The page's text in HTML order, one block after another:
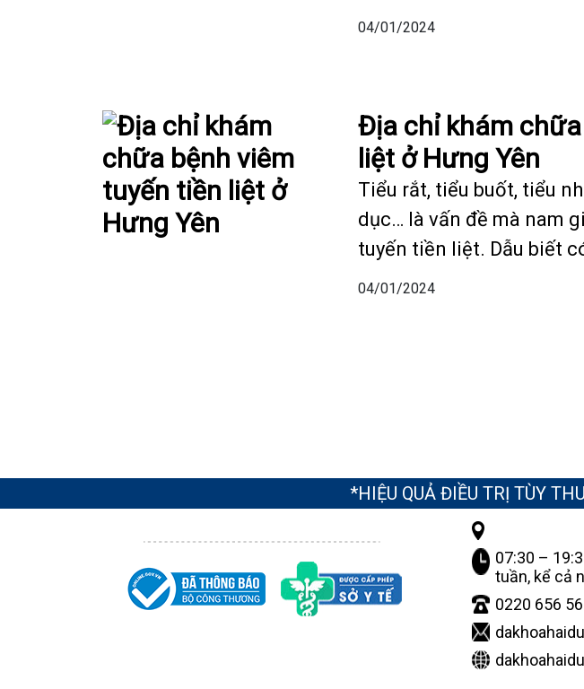
04/01/2024
Địa chỉ khám
liệt ở Hưng Yên
Tiểu rắt, tiểu buốt, tiểu
dục… là vấn đề mà nam
tuyến tiền liệt. Dẫu biết
04/01/2024
*HIỆU QUẢ ĐIỀU TRỊ TÙY
07:30 –
tuần, kể cả
0220 656